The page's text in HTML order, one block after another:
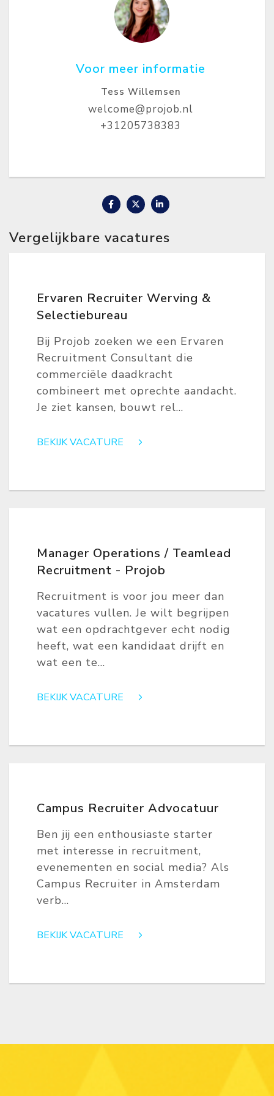
Voor meer informatie
Tess Willemsen
welcome@projob.nl
+31205738383
Vergelijkbare vacatures
Ervaren Recruiter Werving &
Selectiebureau
Bij Projob zoeken we een Ervaren
Recruitment Consultant die
commerciële daadkracht
combineert met oprechte aandacht.
Je ziet kansen, bouwt rel...
BEKIJK VACATURE
Manager Operations / Teamlead
Recruitment - Projob
Recruitment is voor jou meer dan
vacatures vullen. Je wilt begrijpen
wat een opdrachtgever echt nodig
heeft, wat een kandidaat drijft en
wat een te...
BEKIJK VACATURE
Campus Recruiter Advocatuur
Ben jij een enthousiaste starter
met interesse in recruitment,
evenementen en social media? Als
Campus Recruiter in Amsterdam
verb...
BEKIJK VACATURE